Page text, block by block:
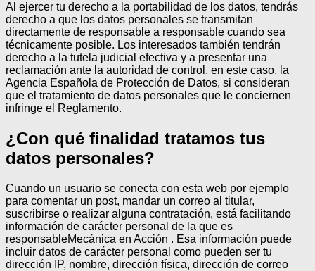
Al ejercer tu derecho a la portabilidad de los datos, tendrás
derecho a que los datos personales se transmitan
directamente de responsable a responsable cuando sea
técnicamente posible. Los interesados también tendrán
derecho a la tutela judicial efectiva y a presentar una
reclamación ante la autoridad de control, en este caso, la
Agencia Española de Protección de Datos, si consideran
que el tratamiento de datos personales que le conciernen
infringe el Reglamento.
¿Con qué finalidad tratamos tus
datos personales?
Cuando un usuario se conecta con esta web por ejemplo
para comentar un post, mandar un correo al titular,
suscribirse o realizar alguna contratación, está facilitando
información de carácter personal de la que es
responsableMecánica en Acción . Esa información puede
incluir datos de carácter personal como pueden ser tu
dirección IP, nombre, dirección física, dirección de correo